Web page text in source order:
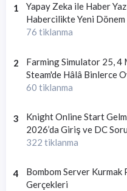
1
Yapay Zeka ile Haber
Habercilikte Yeni Dönem
76 tiklanma
2
Farming Simulator 25, 4
Steam'de Hâlâ Binlerce
60 tiklanma
3
Knight Online Start
2026’da Giriş ve DC
322 tiklanma
4
Bombom Server Kurmak
Gerçekleri